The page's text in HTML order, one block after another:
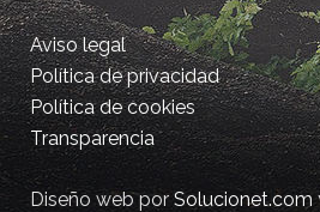
Aviso legal
Política de privacidad
Política de cookies
Transparencia
Diseño web porSolucionet.com